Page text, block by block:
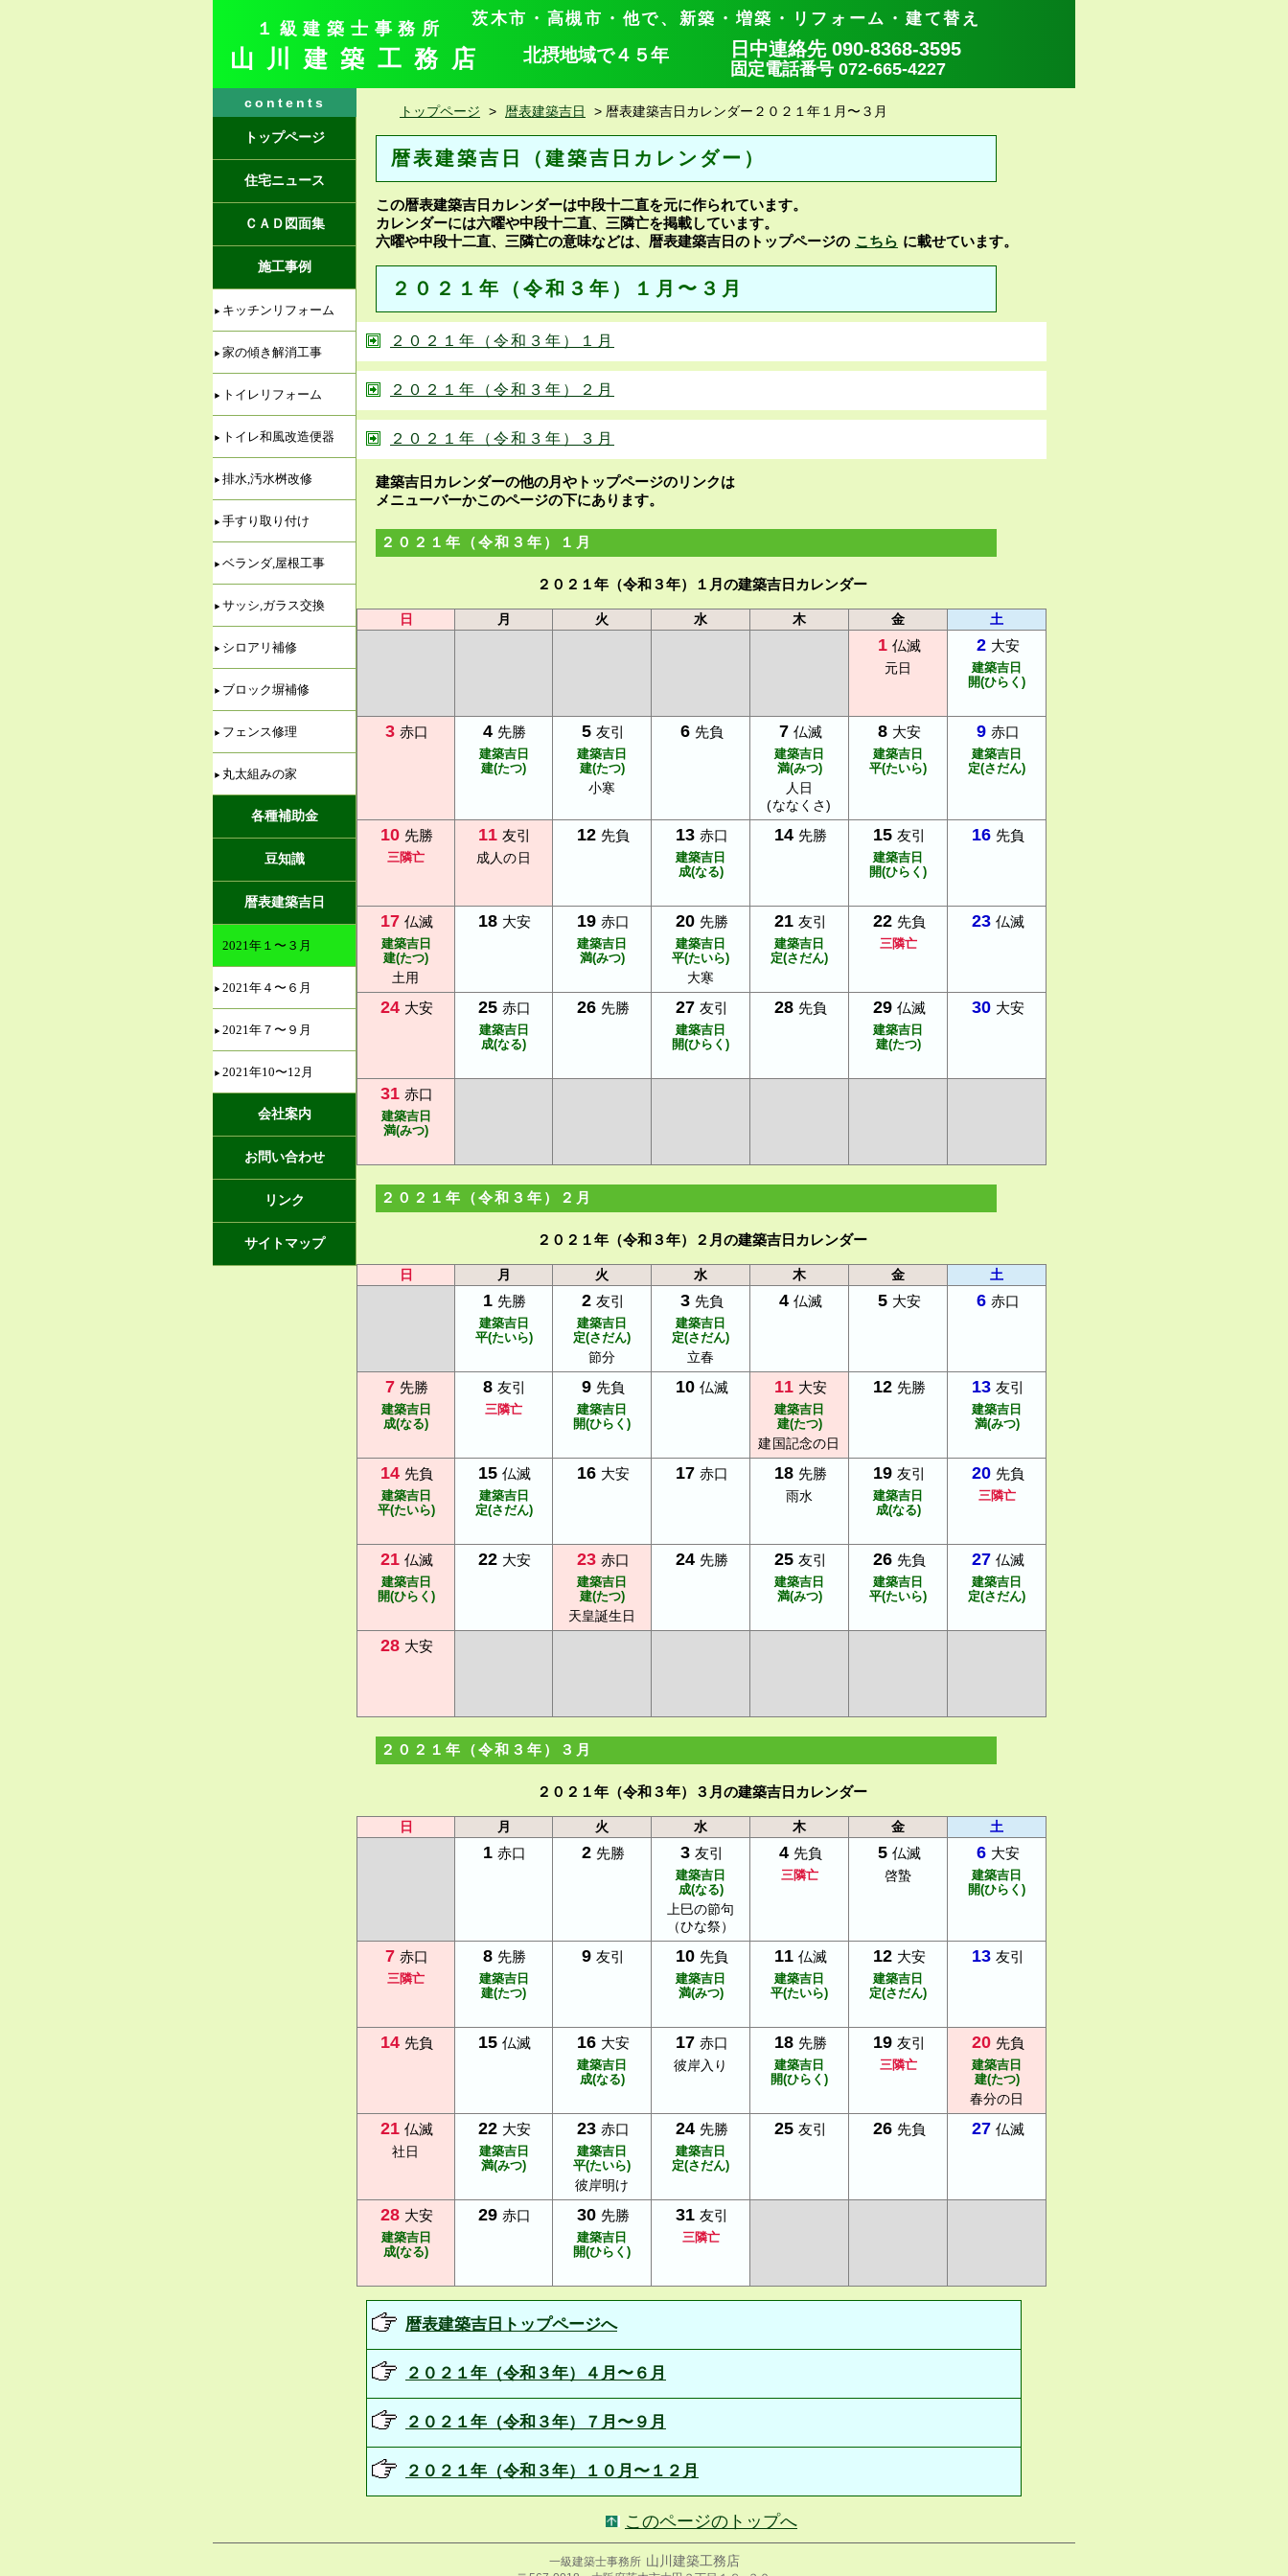
茨木市・高槻市・他で、新築・増築・リフォーム・建て替え
北摂地域で４５年
山川建築工務店
１級建築士事務所
固定電話番号 072-665-4227
日中連絡先 090-8368-3595
トップページ > 暦表建築吉日 > 暦表建築吉日カレンダー２０２１年１月〜３月
暦表建築吉日（建築吉日カレンダー）
この暦表建築吉日カレンダーは中段十二直を元に作られています。
カレンダーには六曜や中段十二直、三隣亡を掲載しています。
六曜や中段十二直、三隣亡の意味などは、暦表建築吉日のトップページの こちら に載せています。
２０２１年（令和３年）１月〜３月
２０２１年（令和３年）１月
２０２１年（令和３年）２月
２０２１年（令和３年）３月
建築吉日カレンダーの他の月やトップページのリンクは
メニューバーかこのページの下にあります。
２０２１年（令和３年）１月
２０２１年（令和３年）１月の建築吉日カレンダー
日 月 火 水 木 金 土
1 仏滅
元日
2 大安
建築吉日
開(ひらく)
3 赤口 4 先勝
建築吉日
建(たつ)
5 友引
建築吉日
建(たつ)
小寒
6 先負 7 仏滅
建築吉日
満(みつ)
人日
(ななくさ)
8 大安
建築吉日
平(たいら)
9 赤口
建築吉日
定(さだん)
10 先勝
三隣亡
11 友引
成人の日
12 先負 13 赤口
建築吉日
成(なる)
14 先勝 15 友引
建築吉日
開(ひらく)
16 先負
17 仏滅
建築吉日
建(たつ)
土用
18 大安 19 赤口
建築吉日
満(みつ)
20 先勝
建築吉日
平(たいら)
大寒
21 友引
建築吉日
定(さだん)
22 先負
三隣亡
23 仏滅
24 大安 25 赤口
建築吉日
成(なる)
26 先勝 27 友引
建築吉日
開(ひらく)
28 先負 29 仏滅
建築吉日
建(たつ)
30 大安
31 赤口
建築吉日
満(みつ)
２０２１年（令和３年）２月
２０２１年（令和３年）２月の建築吉日カレンダー
日 月 火 水 木 金 土
1 先勝
建築吉日
平(たいら)
2 友引
建築吉日
定(さだん)
節分
3 先負
建築吉日
定(さだん)
立春
4 仏滅 5 大安 6 赤口
7 先勝
建築吉日
成(なる)
8 友引
三隣亡
9 先負
建築吉日
開(ひらく)
10 仏滅 11 大安
建築吉日
建(たつ)
建国記念の日
12 先勝 13 友引
建築吉日
満(みつ)
14 先負
建築吉日
平(たいら)
15 仏滅
建築吉日
定(さだん)
16 大安 17 赤口 18 先勝
雨水
19 友引
建築吉日
成(なる)
20 先負
三隣亡
21 仏滅
建築吉日
開(ひらく)
22 大安 23 赤口
建築吉日
建(たつ)
天皇誕生日
24 先勝 25 友引
建築吉日
満(みつ)
26 先負
建築吉日
平(たいら)
27 仏滅
建築吉日
定(さだん)
28 大安
２０２１年（令和３年）３月
２０２１年（令和３年）３月の建築吉日カレンダー
日 月 火 水 木 金 土
1 赤口 2 先勝 3 友引
建築吉日
成(なる)
上巳の節句
（ひな祭）
4 先負
三隣亡
5 仏滅
啓蟄
6 大安
建築吉日
開(ひらく)
7 赤口
三隣亡
8 先勝
建築吉日
建(たつ)
9 友引 10 先負
建築吉日
満(みつ)
11 仏滅
建築吉日
平(たいら)
12 大安
建築吉日
定(さだん)
13 友引
14 先負 15 仏滅 16 大安
建築吉日
成(なる)
17 赤口
彼岸入り
18 先勝
建築吉日
開(ひらく)
19 友引
三隣亡
20 先負
建築吉日
建(たつ)
春分の日
21 仏滅
社日
22 大安
建築吉日
満(みつ)
23 赤口
建築吉日
平(たいら)
彼岸明け
24 先勝
建築吉日
定(さだん)
25 友引 26 先負 27 仏滅
28 大安
建築吉日
成(なる)
29 赤口 30 先勝
建築吉日
開(ひらく)
31 友引
三隣亡
暦表建築吉日トップページへ
２０２１年（令和３年）４月〜６月
２０２１年（令和３年）７月〜９月
２０２１年（令和３年）１０月〜１２月
このページのトップへ
contents
トップページ
住宅ニュース
ＣＡＤ図面集
施工事例
キッチンリフォーム
家の傾き解消工事
トイレリフォーム
トイレ和風改造便器
排水,汚水桝改修
手すり取り付け
ベランダ,屋根工事
サッシ,ガラス交換
シロアリ補修
ブロック塀補修
フェンス修理
丸太組みの家
各種補助金
豆知識
暦表建築吉日
2021年１〜３月
2021年４〜６月
2021年７〜９月
2021年10〜12月
会社案内
お問い合わせ
リンク
サイトマップ
一級建築士事務所 山川建築工務店